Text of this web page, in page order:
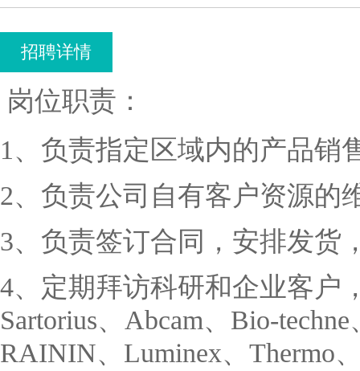
招聘详情
岗位职责：
1 、负责指定区域内的产品销
2、负责公司自有客户资源的
3、负责签订合同，安排发货
4、定期拜访科研和企业客户
Sartorius、 Abcam、 Bio-techne
RAININ、 Luminex、 Thermo